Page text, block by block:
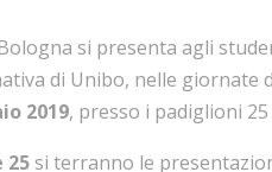
si presenta agli
di Unibo, nelle giornate
2019, presso i padiglioni
25 si terranno le